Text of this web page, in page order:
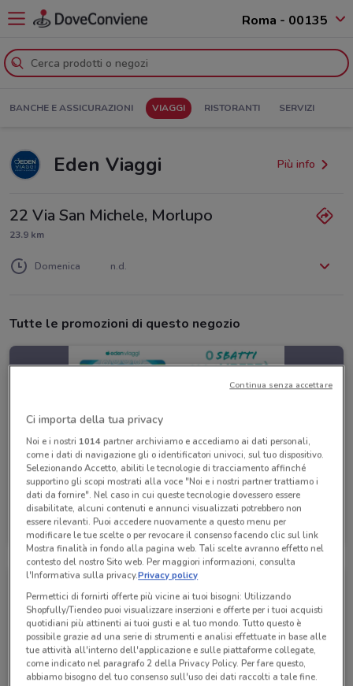
Roma - 00135
BANCHE E ASSICURAZIONI VIAGGI RISTORANTI SERVIZI
Eden Viaggi Più info
22 Via San Michele, Morlupo
23.9 km
Domenica n.d.
Tutte le promozioni di questo negozio
Eden Viaggi
Scade il 30/04 1.6 km
Ci importa della tua privacy
Noi e i nostri 1014partner archiviamo e accediamo ai dati personali,
come i dati di navigazione gli o identificatori univoci, sul tuo dispositivo.
Selezionando Accetto, abiliti le tecnologie di tracciamento affinché
supportino gli scopi mostrati alla voce "Noi e i nostri partner trattiamo i
dati da fornire". Nel caso in cui queste tecnologie dovessero essere
disabilitate, alcuni contenuti e annunci visualizzati potrebbero non
essere rilevanti. Puoi accedere nuovamente a questo menu per
modificare le tue scelte o per revocare il consenso facendo clic sul link
Mostra finalità in fondo alla pagina web. Tali scelte avranno effetto nel
contesto del nostro Sito web. Per maggiori informazioni, consulta
l'Informativa sulla privacy.Privacy policy
Permettici di fornirti offerte più vicine ai tuoi bisogni: Utilizzando
Shopfully/Tiendeo puoi visualizzare inserzioni e offerte per i tuoi acquisti
quotidiani più attinenti ai tuoi gusti e al tuo mondo. Tutto questo è
possibile grazie ad una serie di strumenti e analisi effettuate in base alle
tue attività all'interno dell'applicazione e sulle piattaforme collegate,
come indicato nel paragrafo 2 della Privacy Policy. Per fare questo,
abbiamo bisogno del tuo consenso sull'uso dei dati raccolti a tale fine.
Continua senza accettare